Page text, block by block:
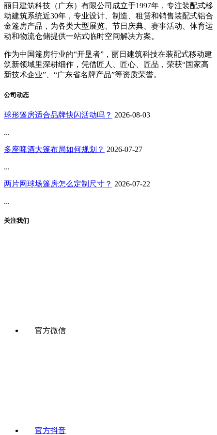
丽日建筑科技（广东）有限公司成立于1997年，专注装配式移
动建筑系统近30年，专业设计、制造、租赁和销售装配式铝合
金篷房产品，为各类大型展览、节日庆典、赛事活动、体育运
动和物流仓储提供一站式临时空间解决方案。
作为中国篷房行业的“开垦者”，丽日建筑科技在装配式移动建
筑新领域里深耕细作，凭借匠人、匠心、匠品，荣获“国家高
新技术企业”、“广东省名牌产品”等资质荣誉。
公司动态
球形篷房适合品牌快闪活动吗？ 2026-08-03
...
多座啤酒大篷布局如何规划？ 2026-07-27
...
两片网球场篷房怎么定制尺寸？ 2026-07-22
...
关注我们
官方微信
官方抖音